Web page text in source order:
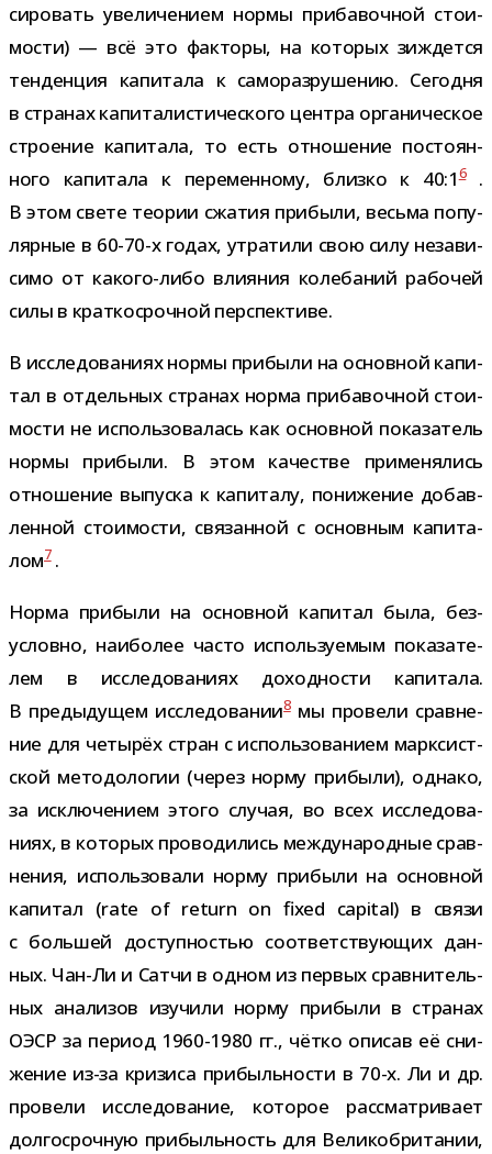
си­ро­вать уве­ли­че­нием нормы при­ба­воч­ной сто­и­
мо­сти) — всё это фак­торы, на кото­рых зиждется
тен­ден­ция капи­тала к само­раз­ру­ше­нию. Сегодня
в стра­нах капи­та­ли­сти­че­ского цен­тра орга­ни­че­ское
стро­е­ние капи­тала, то есть отно­ше­ние посто­ян­
ного капи­тала к пере­мен­ному, близко к 40:16.
В этом свете тео­рии сжа­тия при­были, весьма попу­
ляр­ные в 60-​70-​х годах, утра­тили свою силу неза­ви­
симо от какого-​либо вли­я­ния коле­ба­ний рабо­чей
силы в крат­ко­сроч­ной перспективе.
В иссле­до­ва­ниях нормы при­были на основ­ной капи­
тал в отдель­ных стра­нах норма при­ба­воч­ной сто­и­
мо­сти не исполь­зо­ва­лась как основ­ной пока­за­тель
нормы при­были. В этом каче­стве при­ме­ня­лись
отно­ше­ние выпуска к капи­талу, пони­же­ние добав­
лен­ной сто­и­мо­сти, свя­зан­ной с основ­ным капи­та­
лом7.
Норма при­были на основ­ной капи­тал была, без­
условно, наи­бо­лее часто исполь­зу­е­мым пока­за­те­
лем в иссле­до­ва­ниях доход­но­сти капи­тала.
В преды­ду­щем иссле­до­ва­нии8мы про­вели срав­не­
ние для четы­рёх стран с исполь­зо­ва­нием марк­сист­
ской мето­до­ло­гии (через норму при­были), однако,
за исклю­че­нием этого слу­чая, во всех иссле­до­ва­
ниях, в кото­рых про­во­ди­лись меж­ду­на­род­ные срав­
не­ния, исполь­зо­вали норму при­были на основ­ной
капи­тал (rate of return on fixed capital) в связи
с боль­шей доступ­но­стью соот­вет­ству­ю­щих дан­
ных. Чан-​Ли и Сатчи в одном из пер­вых срав­ни­тель­
ных ана­ли­зов изу­чили норму при­были в стра­нах
ОЭСР за период 1960-1980 гг., чётко опи­сав её сни­
же­ние из-​за кри­зиса при­быль­но­сти в 70-​х. Ли и др.
про­вели иссле­до­ва­ние, кото­рое рас­смат­ри­вает
дол­го­сроч­ную при­быль­ность для Великобритании,